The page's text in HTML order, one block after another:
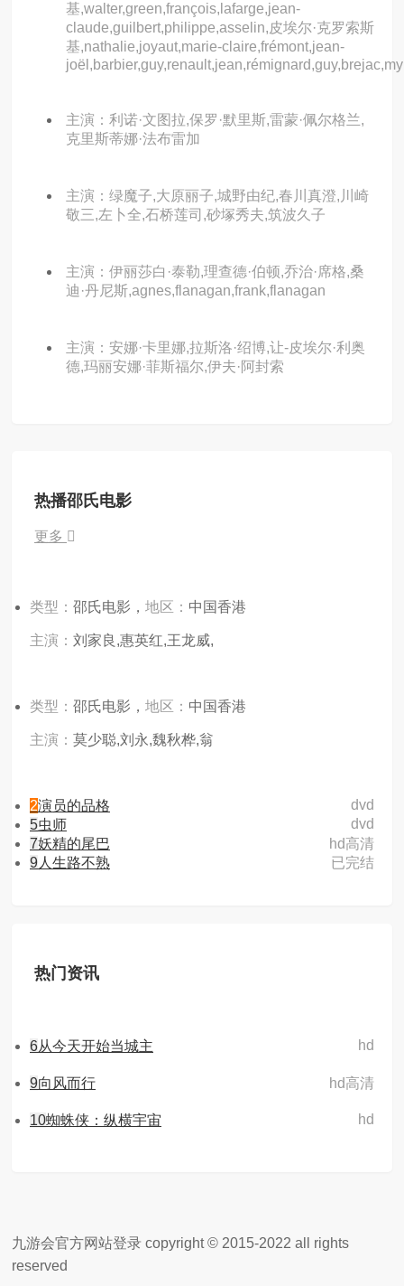
基,walter,green,françois,lafarge,jean-
claude,guilbert,philippe,asselin,皮埃尔·克罗索斯
基,nathalie,joyaut,marie-claire,frémont,jean-
主演：利诺·文图拉,保罗·默里斯,雷蒙·佩尔格兰,
克里斯蒂娜·法布雷加
主演：绿魔子,大原丽子,城野由纪,春川真澄,川崎
敬三,左卜全,石桥莲司,砂塚秀夫,筑波久子
主演：伊丽莎白·泰勒,理查德·伯顿,乔治·席格,桑
迪·丹尼斯,agnes,flanagan,frank,flanagan
主演：安娜·卡里娜,拉斯洛·绍博,让-皮埃尔·利奥
德,玛丽安娜·菲斯福尔,伊夫·阿封索
热播邵氏电影
更多
类型： 邵氏电影， 地区： 中国香港
主演： 刘家良,惠英红,王龙威,
类型： 邵氏电影， 地区： 中国香港
主演： 莫少聪,刘永,魏秋桦,翁
dvd
2演员的品格
dvd
5虫师
hd高清
7妖精的尾巴
已完结
9 人生路不熟
热门资讯
hd
6从今天开始当城主
hd高清
9向风而行
hd
10蜘蛛侠：纵横宇宙
九游会官方网站登录 copyright © 2015-2022 all rights
reserved